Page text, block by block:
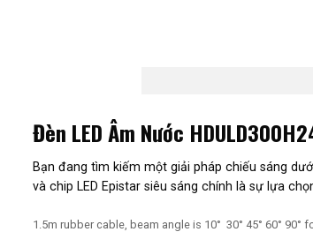
Đèn LED Âm Nước
Bạn đang tìm kiếm một giải pháp chiếu sáng
và chip LED Epistar siêu sáng chính là sự lựa
1.5m rubber cable, beam angle is 10° 30° 45° 60° 90°